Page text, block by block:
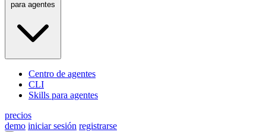
Centro de agentes
CLI
Skills para agentes
precios
demo iniciar sesión registrarse